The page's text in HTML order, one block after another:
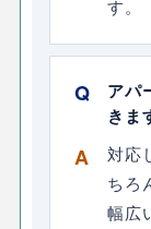
す。
アパ
きま
対応
ちろ
幅広